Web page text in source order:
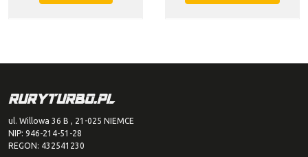
ul. Willowa 36 B , 21-025 NIEMCE
NIP: 946-214-51-28
REGON: 432541230